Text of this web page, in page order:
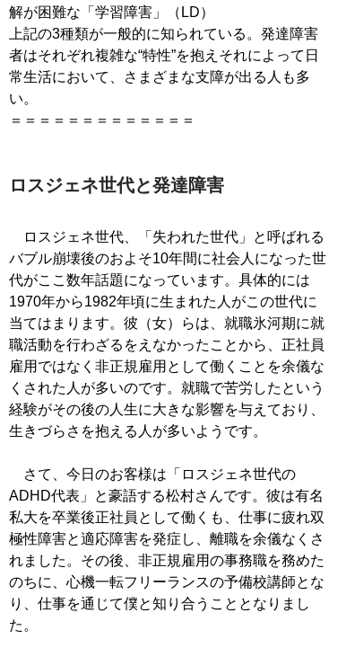
解が困難な「学習障害」（LD）
上記の3種類が一般的に知られている。発達障害
者はそれぞれ複雑な“特性”を抱えそれによって日
常生活において、さまざまな支障が出る人も多
い。
＝＝＝＝＝＝＝＝＝＝＝＝＝
ロスジェネ世代と発達障害
ロスジェネ世代、「失われた世代」と呼ばれる
バブル崩壊後のおよそ10年間に社会人になった世
代がここ数年話題になっています。具体的には
1970年から1982年頃に生まれた人がこの世代に
当てはまります。彼（女）らは、就職氷河期に就
職活動を行わざるをえなかったことから、正社員
雇用ではなく非正規雇用として働くことを余儀な
くされた人が多いのです。就職で苦労したという
経験がその後の人生に大きな影響を与えており、
生きづらさを抱える人が多いようです。
さて、今日のお客様は「ロスジェネ世代の
ADHD代表」と豪語する松村さんです。彼は有名
私大を卒業後正社員として働くも、仕事に疲れ双
極性障害と適応障害を発症し、離職を余儀なくさ
れました。その後、非正規雇用の事務職を務めた
のちに、心機一転フリーランスの予備校講師とな
り、仕事を通じて僕と知り合うこととなりまし
た。